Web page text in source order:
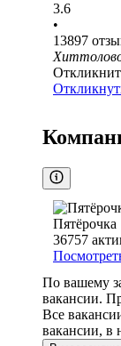
3.6
•
13897
Пятёрочка
36757
По вашему
вакансии.
Все
вакансии, в